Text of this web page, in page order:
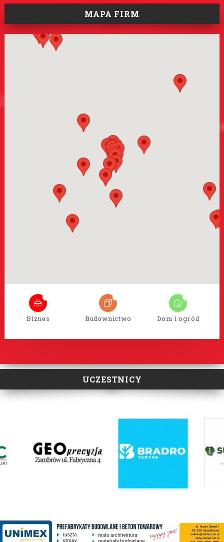
MAPA FIRM
Biznes Budownictwo Dom i ogród
UCZESTNICY